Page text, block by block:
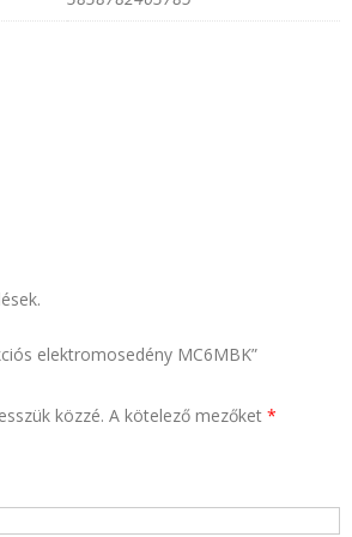
elektromosedény MC6MBK”
közzé. A kötelező mezőket *